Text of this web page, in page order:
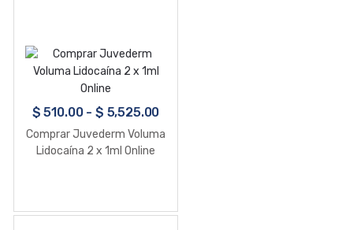
$ 510.00- $ 5,525.00
Comprar Juvederm Voluma
Lidocaína 2 x 1ml Online